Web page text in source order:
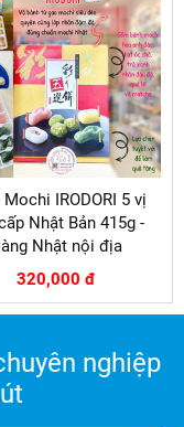
Mochi IRODORI 5 vị
Nhật Bản 415g -
Nhật nội địa
320,000 đ
nghiệp